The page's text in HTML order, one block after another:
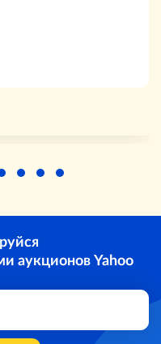
аукционов Yahoo